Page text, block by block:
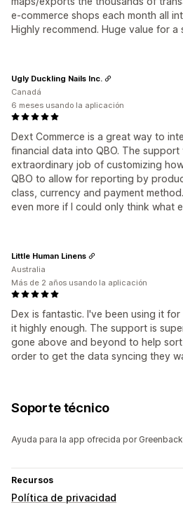
e-commerce shops each month all
Highly recommend. Huge value for a
Dext Commerce is a great way to
financial data into QBO. The support
extraordinary job of customizing
QBO to allow for reporting by
class, currency and payment
even more if I could only think what
Ugly Duckling Nails Inc.
Canadá
6 meses usando la aplicación
Dex is fantastic. I've been using it
it highly enough. The support is
gone above and beyond to help
order to get the data syncing they
Little Human Linens
Australia
Más de 2 años usando la aplicación
Soporte técnico
Ayuda para la app ofrecida por
Recursos
Política de privacidad